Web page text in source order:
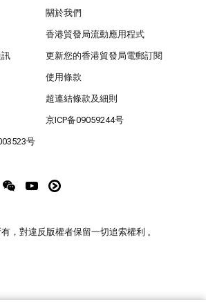
關於我們
香港貿發局流動應用程式
更新您的香港貿發局電郵訂閱
使用條款
超連結條款及細則
京ICP备09059244号
号
，對違反版權者保留一切追索權利 。